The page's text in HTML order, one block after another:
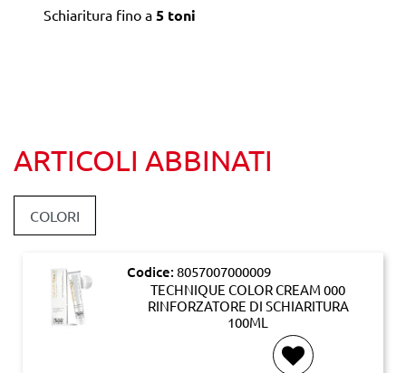
Schiaritura fino a 5 toni
ARTICOLI ABBINATI
COLORI
Codice: 8057007000009
TECHNIQUE COLOR CREAM 000
RINFORZATORE DI SCHIARITURA
100ML